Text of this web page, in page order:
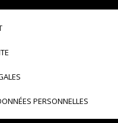
PERSONNELLES